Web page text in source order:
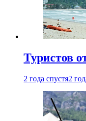
Туристов
2 года спустя2